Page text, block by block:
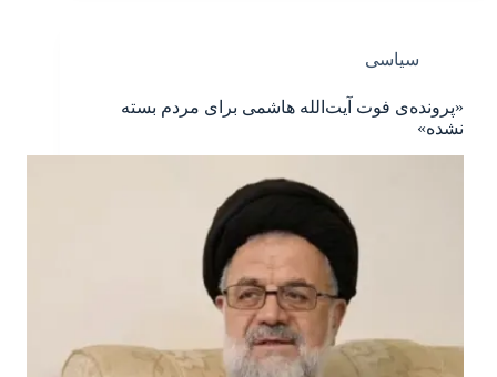
سیاسی
«پرونده‌ی فوت آیت‌الله هاشمی برای مردم بسته
نشده»